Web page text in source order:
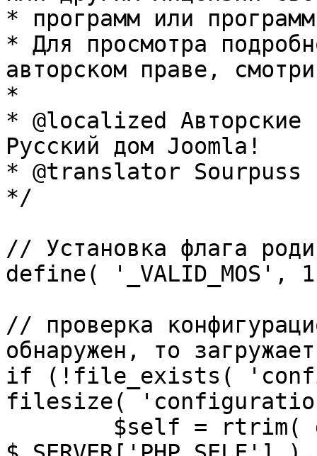
* программ или
* Для просмотра
авторском праве,
*
* @localized Авторские
Русский дом Joomla!
* @translator Sourpuss
*/
// Установка флага
define( '_VALID_MOS',
// проверка
обнаружен, то
if (!file_exists(
filesize(